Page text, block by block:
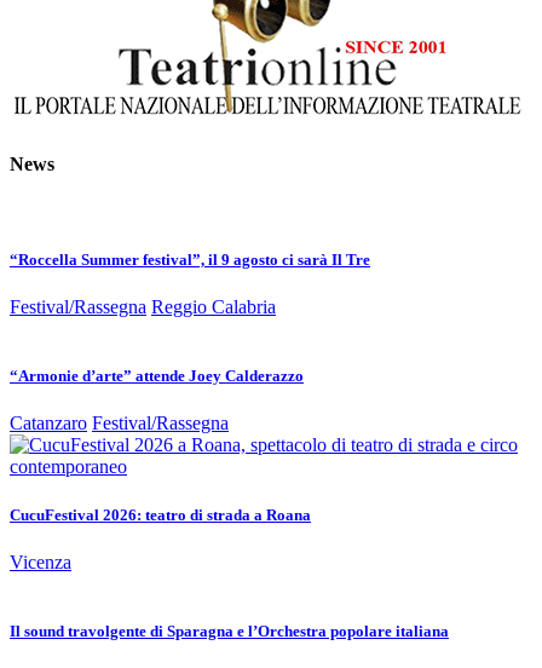
News
“Roccella Summer festival”, il 9 agosto ci sarà Il Tre
Festival/Rassegna Reggio Calabria
“Armonie d’arte” attende Joey Calderazzo
Catanzaro Festival/Rassegna
CucuFestival 2026: teatro di strada a Roana
Vicenza
Il sound travolgente di Sparagna e l’Orchestra popolare italiana